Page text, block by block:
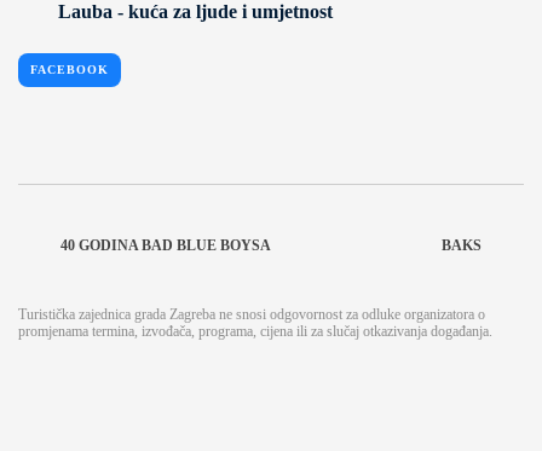
Lauba - kuća za ljude i umjetnost
FACEBOOK
40 GODINA BAD BLUE BOYSA BAKS
Turistička zajednica grada Zagreba ne snosi odgovornost za odluke organizatora o
promjenama termina, izvođača, programa, cijena ili za slučaj otkazivanja događanja.